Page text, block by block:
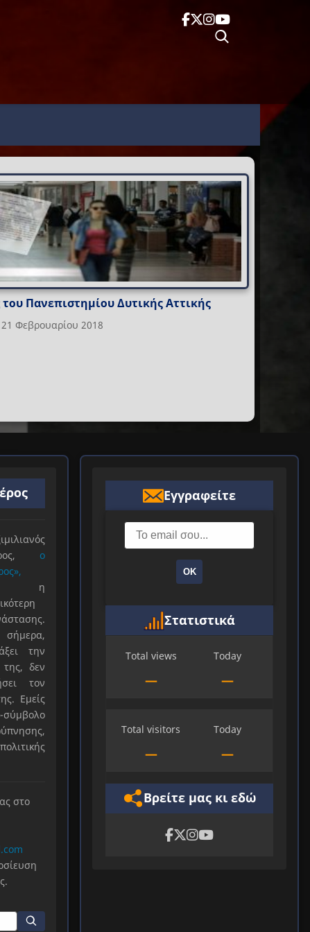
Πανεπιστημίου Δυτικής Αττικής
21 Φεβρουαρίου 2018
ο
η
την
της, δεν
τον
Εμείς
στο
Εγγραφείτε
ΟΚ
Στατιστικά
Total views
—
Today
—
Total visitors
—
Today
—
Βρείτε μας κι εδώ